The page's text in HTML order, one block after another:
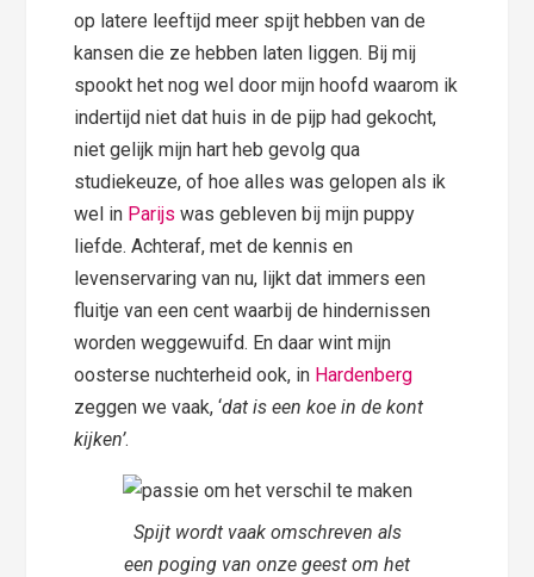
op latere leeftijd meer spijt hebben van de
kansen die ze hebben laten liggen. Bij mij
spookt het nog wel door mijn hoofd waarom ik
indertijd niet dat huis in de pijp had gekocht,
niet gelijk mijn hart heb gevolg qua
studiekeuze, of hoe alles was gelopen als ik
wel in Parijs was gebleven bij mijn puppy
liefde. Achteraf, met de kennis en
levenservaring van nu, lijkt dat immers een
fluitje van een cent waarbij de hindernissen
worden weggewuifd. En daar wint mijn
oosterse nuchterheid ook, in Hardenberg
zeggen we vaak, ‘dat is een koe in de kont
kijken’.
Spijt wordt vaak omschreven als
een poging van onze geest om het